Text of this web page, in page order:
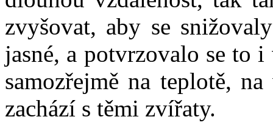
zvyšovat, aby se
jasné, a potvrzovalo se to
samozřejmě na teplotě,
zachází s těmi zvířaty.